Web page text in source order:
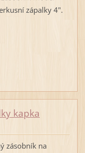
zápalky 4".
kapka
zásobník na